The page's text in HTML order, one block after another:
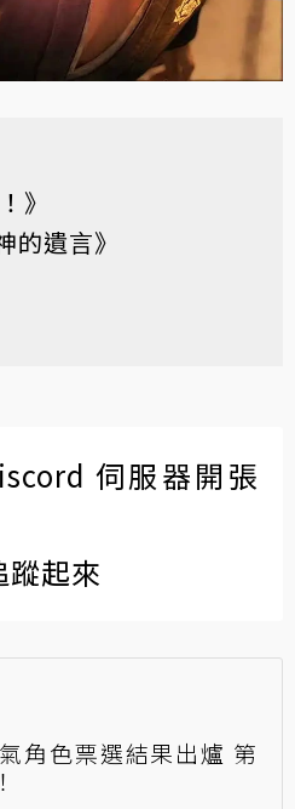
》
的遺言》
伺服器開張
蹤起來
角色票選結果出爐 第